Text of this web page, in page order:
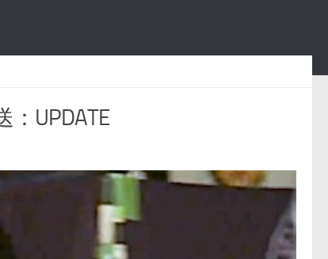
UPDATE